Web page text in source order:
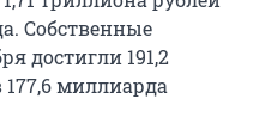
Собственные
достигли 191,2
миллиарда